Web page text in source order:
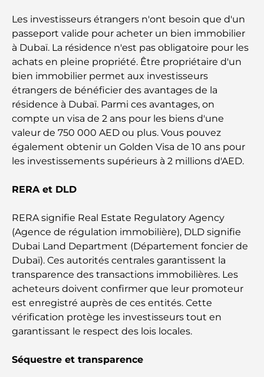
Harbour où dîner
Les meilleures écoles de Dubai Marina : un guide
adapté aux familles
Restaurants à Dubai Hills : Les meilleures adresses
gourmandes d’un quartier en pleine expansion
Les meilleurs parcours de golf de championnat à
Dubaï
bord de la mer
Les meilleures banques de Dubaï pour les
expatriés : un guide bancaire complet
Le pays le plus cher du monde : un classement
mondial des coûts
Les meilleurs restaurants de steak à Dubaï : un
guide pour les amateurs de viande
26)
Les investisseurs étrangers n'ont besoin que d'un
passeport valide pour acheter un bien immobilier
à Dubaï. La résidence n'est pas obligatoire pour les
achats en pleine propriété. Être propriétaire d'un
bien immobilier permet aux investisseurs
étrangers de bénéficier des avantages de la
résidence à Dubaï. Parmi ces avantages, on
compte un visa de 2 ans pour les biens d'une
valeur de 750 000 AED ou plus. Vous pouvez
également obtenir un Golden Visa de 10 ans pour
les investissements supérieurs à 2 millions d'AED.
RERA et DLD
RERA signifie Real Estate Regulatory Agency
(Agence de régulation immobilière), DLD signifie
Dubai Land Department (Département foncier de
Dubaï). Ces autorités centrales garantissent la
transparence des transactions immobilières. Les
acheteurs doivent confirmer que leur promoteur
est enregistré auprès de ces entités. Cette
vérification protège les investisseurs tout en
garantissant le respect des lois locales.
Séquestre et transparence